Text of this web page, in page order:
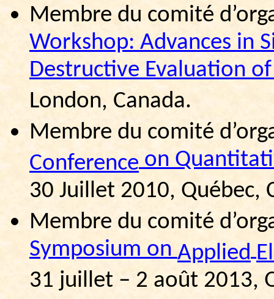
Membre du comité
Workshop: Advances in
Destructive Evaluation
London, Canada.
Membre du comité
Conferenceon
30 Juillet 2010, Québec,
Membre du comité
Symposium onApplied
31 juillet – 2 août 2013,